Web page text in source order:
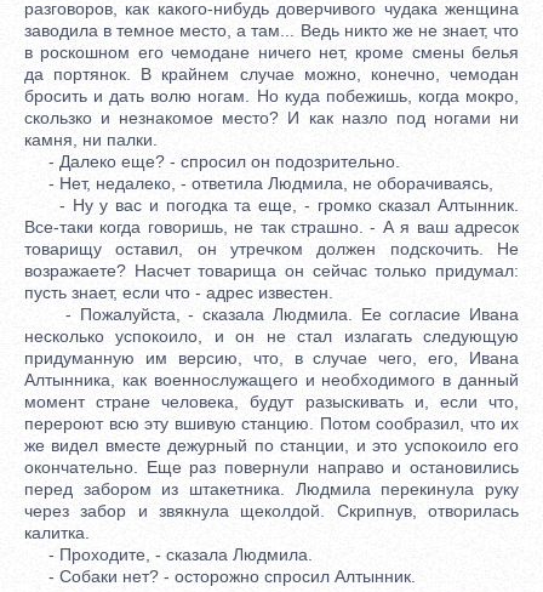
разговоров, как какого-нибудь доверчивого чудака женщина
заводила в темное место, а там... Ведь никто же не знает, что
в роскошном его чемодане ничего нет, кроме смены белья
да портянок. В крайнем случае можно, конечно, чемодан
бросить и дать волю ногам. Но куда побежишь, когда мокро,
скользко и незнакомое место? И как назло под ногами ни
камня, ни палки.
- Далеко еще? - спросил он подозрительно.
- Нет, недалеко, - ответила Людмила, не оборачиваясь,
- Ну у вас и погодка та еще, - громко сказал Алтынник.
Все-таки когда говоришь, не так страшно. - А я ваш адресок
товарищу оставил, он утречком должен подскочить. Не
возражаете? Насчет товарища он сейчас только придумал:
пусть знает, если что - адрес известен.
- Пожалуйста, - сказала Людмила. Ее согласие Ивана
несколько успокоило, и он не стал излагать следующую
придуманную им версию, что, в случае чего, его, Ивана
Алтынника, как военнослужащего и необходимого в данный
момент стране человека, будут разыскивать и, если что,
перероют всю эту вшивую станцию. Потом сообразил, что их
же видел вместе дежурный по станции, и это успокоило его
окончательно. Еще раз повернули направо и остановились
перед забором из штакетника. Людмила перекинула руку
через забор и звякнула щеколдой. Скрипнув, отворилась
калитка.
- Проходите, - сказала Людмила.
- Собаки нет? - осторожно спросил Алтынник.